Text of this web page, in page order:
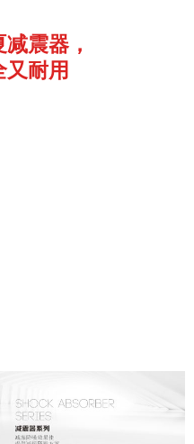
震器，
又耐用